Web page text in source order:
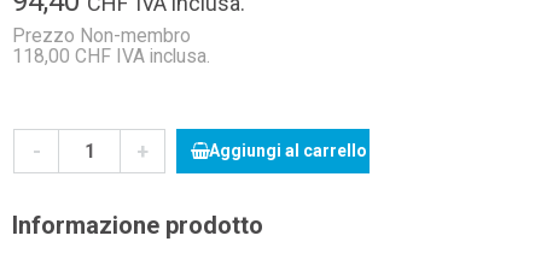
Prezzo Non-membro
118,00 CHF IVA inclusa.
- + Aggiungi al carrello
Informazione prodotto